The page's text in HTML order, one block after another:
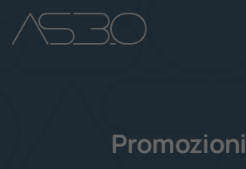
+39 049 899 4411
Promozioni